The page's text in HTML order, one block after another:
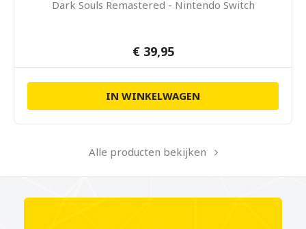
Dark Souls Remastered - Nintendo Switch
€ 39,95
IN WINKELWAGEN
Alle producten bekijken